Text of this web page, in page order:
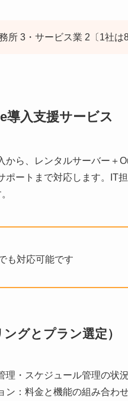
所 3・サービス業 2〔1社
入支援サービス
から、レンタルサーバー＋
ートまで対応します。IT
も対応可能です
グとプラン選定）
理・スケジュール管理の状
ン：料金と機能の組み合わ